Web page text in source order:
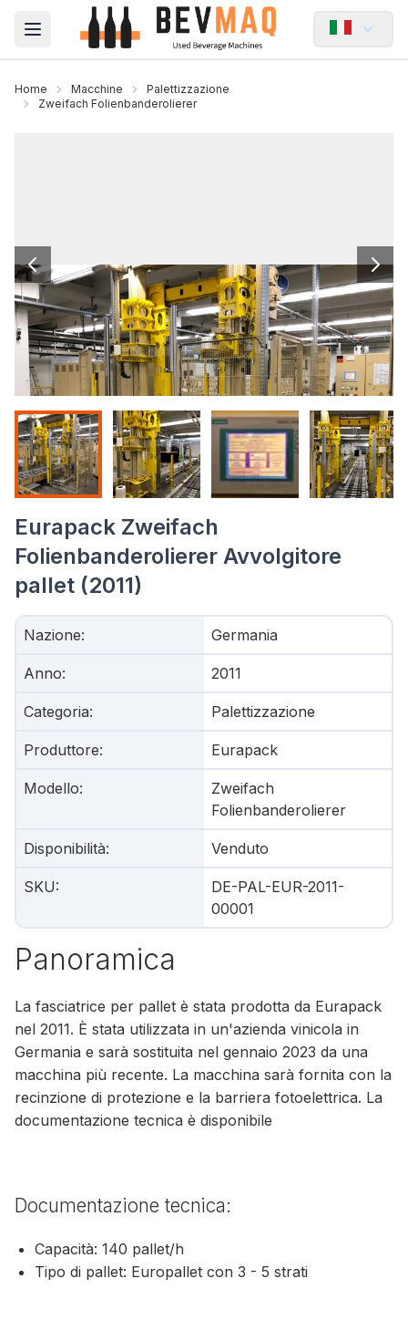
Open main menu
Home Macchine
Palettizzazione
Zweifach Folienbanderolierer
Eurapack Zweifach
Folienbanderolierer Avvolgitore
pallet (2011)
Nazione: Germania
Anno: 2011
Categoria: Palettizzazione
Produttore: Eurapack
Modello:
Zweifach
Folienbanderolierer
Disponibilità: Venduto
SKU:
DE-PAL-EUR-2011-
00001
Panoramica
La fasciatrice per pallet è stata prodotta da Eurapack
nel 2011. È stata utilizzata in un'azienda vinicola in
Germania e sarà sostituita nel gennaio 2023 da una
macchina più recente. La macchina sarà fornita con la
recinzione di protezione e la barriera fotoelettrica. La
documentazione tecnica è disponibile
Documentazione tecnica:
Capacità: 140 pallet/h
Tipo di pallet: Europallet con 3 - 5 strati